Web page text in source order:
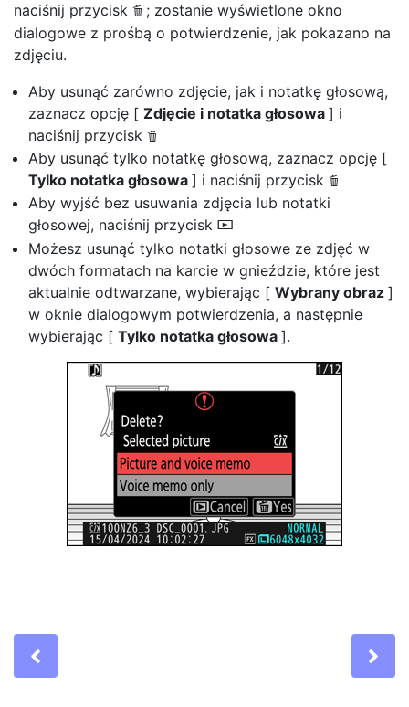
naciśnij przycisk O ; zostanie wyświetlone okno
dialogowe z prośbą o potwierdzenie, jak pokazano na
zdjęciu.
Aby usunąć zarówno zdjęcie, jak i notatkę głosową,
zaznacz opcję [ Zdjęcie i notatka głosowa ] i
naciśnij przycisk O
Aby usunąć tylko notatkę głosową, zaznacz opcję [
Tylko notatka głosowa ] i naciśnij przycisk O
Aby wyjść bez usuwania zdjęcia lub notatki
głosowej, naciśnij przycisk D
Możesz usunąć tylko notatki głosowe ze zdjęć w
dwóch formatach na karcie w gnieździe, które jest
aktualnie odtwarzane, wybierając [ Wybrany obraz ]
w oknie dialogowym potwierdzenia, a następnie
wybierając [ Tylko notatka głosowa ].